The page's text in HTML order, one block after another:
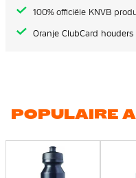
100% officiële KNVB
Oranje ClubCard
POPULAIRE